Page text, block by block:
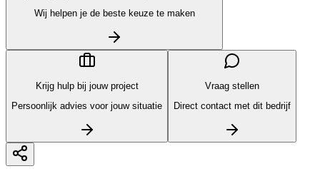
Wij helpen je de beste keuze te maken
Krijg hulp bij jouw project
Persoonlijk advies voor jouw situatie
Vraag stellen
Direct contact met dit bedrijf